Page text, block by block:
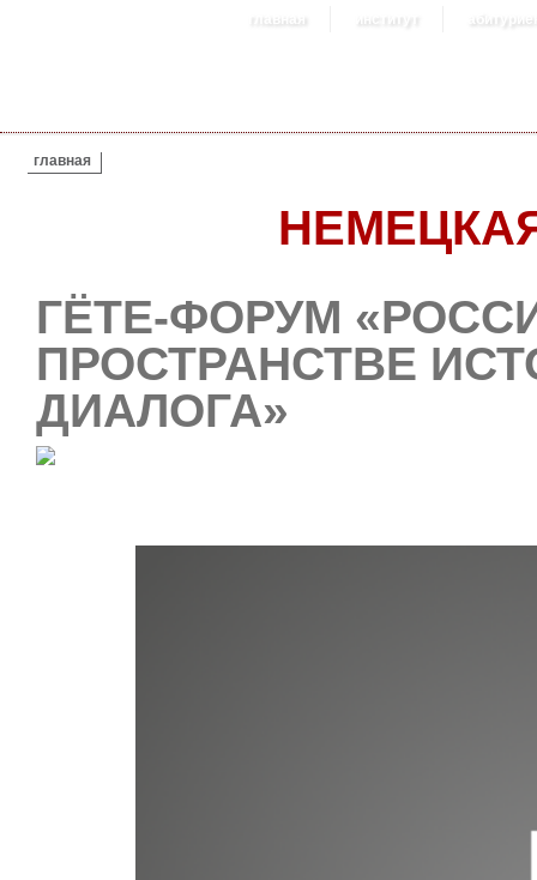
главная институт
ВЫ ЗДЕСЬ
главная
ГЁТЕ-ФОРУМ
ПРОСТРАНСТВЕ
ДИАЛОГА»